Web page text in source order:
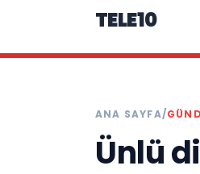
TELE10
ANA SAYFA/
Ünlü